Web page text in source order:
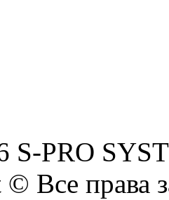
S-PRO
© Все права